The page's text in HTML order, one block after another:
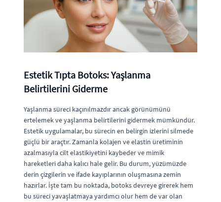
Estetik Tıpta Botoks: Yaşlanma
Belirtilerini Giderme
Yaşlanma süreci kaçınılmazdır ancak görünümünü
ertelemek ve yaşlanma belirtilerini gidermek mümkündür.
Estetik uygulamalar, bu sürecin en belirgin izlerini silmede
güçlü bir araçtır. Zamanla kolajen ve elastin üretiminin
azalmasıyla cilt elastikiyetini kaybeder ve mimik
hareketleri daha kalıcı hale gelir. Bu durum, yüzümüzde
derin çizgilerin ve ifade kayıplarının oluşmasına zemin
hazırlar. İşte tam bu noktada, botoks devreye girerek hem
bu süreci yavaşlatmaya yardımcı olur hem de var olan